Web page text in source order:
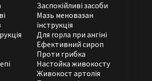
Заспокійливі засоби
Мазь меновазан
інструкція
Для горла при ангіні
Ефективний сироп
Проти грибка
Настойка живокосту
Живокост артолія